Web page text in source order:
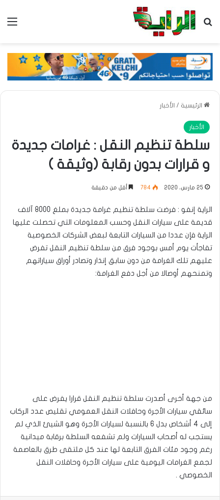
بحث عن
الرئيسية / الأخبار
الأخبار
سلطة تنظيم النقل : غرامات جديدة
و قرارات بدون رقابة (وثيقة )
25 مارس، 2020 784 أقل من دقيقة
الراية إنفو : فرضت سلطة تنظيم غرامة جديدة بملغ 8000 آلاف
قديمة على سيارات النقل وحسب المعلومات التي تحصلت عليها
الراية فإن عددا من السيارات التابعة لبعض الشركات الخصوصية
تفاجأت يوم أمس بوجود فرق من سلطة تنظيم النقل تفرض
عليهم تلك الغرامة من دون سابق إنذار وتصادر أوراق سياراتهم
وتمنحهم أوصالا من أجل دفع الغرامة:
من جهة أخرى أصدرت سلطة تنظيم النقل قرارا يفرض على
سائقي سيارات الأجرة وحافلات النقل العمومي تقليص عدد الركاب
إلى 4 أشخاص بدل 6 بالنسبة لسيارات الأجرة وهو الشيئ الذي لم
يستجب له أصحاب السيارات ولم تشفعه السلطة برقابة ميدانية
رغم وجود مئات الفرق التابعة لها عند كل ملتقى طرق بالعاصمة
لجمع الغرامات اليومية على سيارات الأجرة وحافلات النقل
الخصوصي .